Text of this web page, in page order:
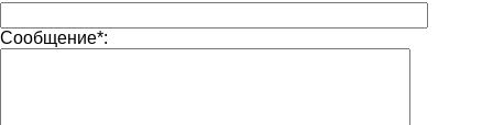
Сообщение*: